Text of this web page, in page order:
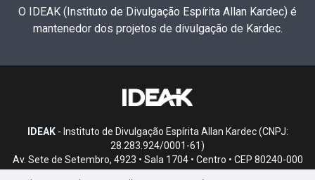
O IDEAK (Instituto de Divulgação Espírita Allan Kardec) é
mantenedor dos projetos de divulgação de Kardec.
IDEAK- Instituto de Divulgação Espírita Allan Kardec (CNPJ:
28.283.924/0001-61)
Av. Sete de Setembro, 4923 • Sala 1704 • Centro • CEP 80240-000